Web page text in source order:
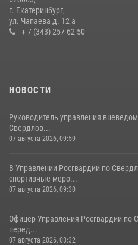
антитеррористическом учении в
31 июля 2026, 12:27
г. Екатеринбург,
ул. Чапаева д. 12 а
+ 7 (343) 257-62-50
НОВОСТИ
Руководитель управления
Свердлов...
07 августа 2026, 09:59
В Управлении Росгвардии по
спортивные меро...
07 августа 2026, 09:30
Офицер Управления Росгвардии по
перед...
07 августа 2026, 03:32